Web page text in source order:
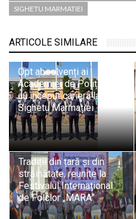
SIGHETU MARMATIEI
ARTICOLE SIMILARE
Opt absolvenți ai
Academiei de Poliție și-
au început cariera la ITPF
Sighetu Marmației
Tradiții din țară și din
străinătate, reunite la
Festivalul Internațional
de Folclor „MARA”